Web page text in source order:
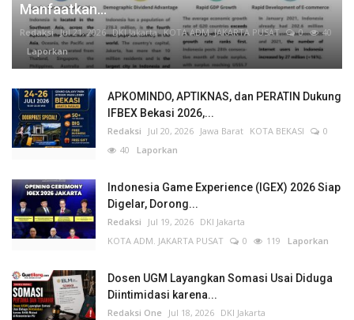
Manfaatkan...
Redaksi Jul 21, 2026 DKI Jakarta KOTA ADM. JAKARTA PUSAT 0
40
Laporkan
APKOMINDO, APTIKNAS, dan PERATIN Dukung
IFBEX Bekasi 2026,...
Redaksi Jul 20, 2026 Jawa Barat KOTA BEKASI
0
40 Laporkan
Indonesia Game Experience (IGEX) 2026 Siap
Digelar, Dorong...
Redaksi Jul 19, 2026 DKI Jakarta
KOTA ADM. JAKARTA PUSAT
0 119 Laporkan
Dosen UGM Layangkan Somasi Usai Diduga
Diintimidasi karena...
Redaksi One Jul 18, 2026 DKI Jakarta